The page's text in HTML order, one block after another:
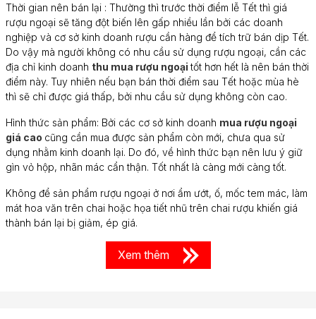
Thời gian nên bán lại : Thường thì trước thời điểm lễ Tết thì giá
rượu ngoại sẽ tăng đột biến lên gấp nhiều lần bởi các doanh
nghiệp và cơ sở kinh doanh rượu cần hàng để tích trữ bán dịp Tết.
Do vậy mà người không có nhu cầu sử dụng rượu ngoại, cần các
địa chỉ kinh doanh thu mua rượu ngoạitốt hơn hết là nên bán thời
điểm này. Tuy nhiên nếu bạn bán thời điểm sau Tết hoặc mùa hè
thì sẽ chỉ được giá thấp, bởi nhu cầu sử dụng không còn cao.
Hình thức sản phẩm: Bởi các cơ sở kinh doanh mua rượu ngoại
giá cao cũng cần mua được sản phẩm còn mới, chưa qua sử
dụng nhằm kinh doanh lại. Do đó, về hình thức bạn nên lưu ý giữ
gìn vỏ hộp, nhãn mác cẩn thận. Tốt nhất là càng mới càng tốt.
Không để sản phẩm rượu ngoại ở nơi ẩm ướt, ố, mốc tem mác, làm
mát hoa văn trên chai hoặc họa tiết nhũ trên chai rượu khiến giá
thành bán lại bị giảm, ép giá.
Xem thêm